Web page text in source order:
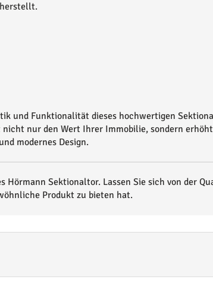
und Funktionalität dieses hochwertigen
nur den Wert Ihrer Immobilie, sondern
modernes Design.
Hörmann Sektionaltor. Lassen Sie sich von der
Produkt zu bieten hat.